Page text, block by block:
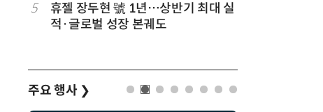
5
휴젤 장두현 號 1년…상반기 최대 실
적·글로벌 성장 본궤도
주요 행사 ❯